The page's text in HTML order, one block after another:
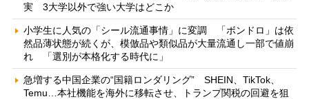
実 3大学以外で強い大学はどこか
小学生に人気の「シール流通事情」に変調 「ボンドロ」は依
然品薄状態が続くが、模倣品や類似品が大量流通し一部で値崩
れ 「選別が本格化する時代に」
急増する中国企業の“国籍ロンダリング” SHEIN、TikTok、
Temu…本社機能を海外に移転させ、トランプ関税の回避を狙